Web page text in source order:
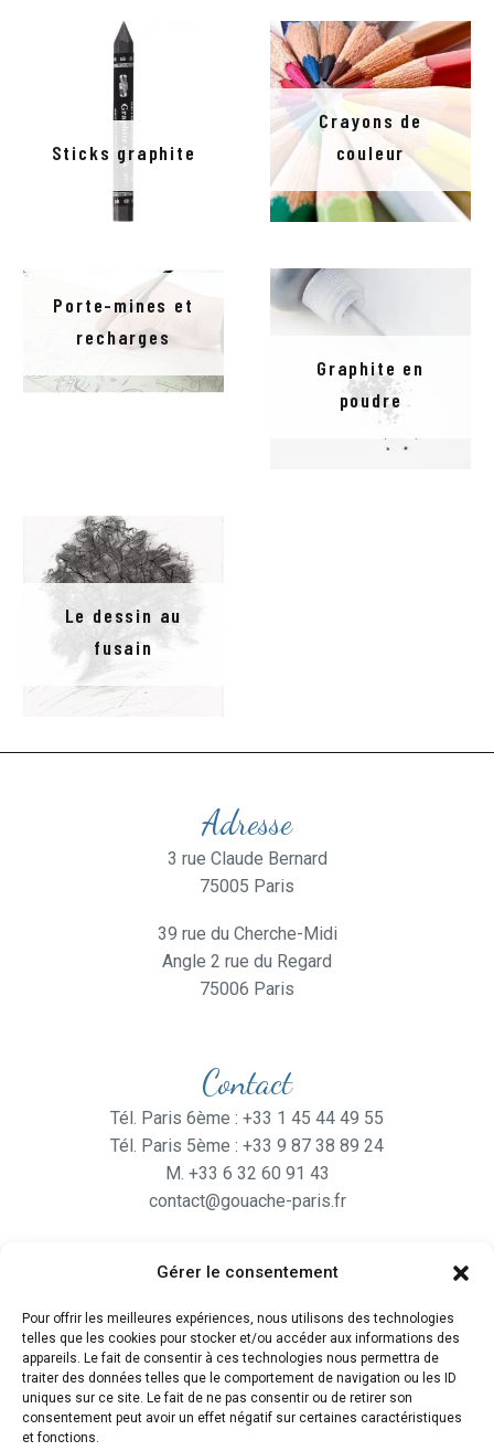
Gérer le consentement
Pour offrir les meilleures expériences, nous utilisons des technologies
telles que les cookies pour stocker et/ou accéder aux informations des
appareils. Le fait de consentir à ces technologies nous permettra de
traiter des données telles que le comportement de navigation ou les ID
uniques sur ce site. Le fait de ne pas consentir ou de retirer son
consentement peut avoir un effet négatif sur certaines caractéristiques
et fonctions.
Sticks graphite
Crayons de
couleur
Porte-mines et
recharges
Graphite en
poudre
Le dessin au
fusain
Adresse
3 rue Claude Bernard
75005 Paris
39 rue du Cherche-Midi
Angle 2 rue du Regard
75006 Paris
Contact
Tél. Paris 6ème : +33 1 45 44 49 55
Tél. Paris 5ème : +33 9 87 38 89 24
M. +33 6 32 60 91 43
contact@gouache-paris.fr
Ouvertdu lundi au Vendredi
de 9H30 à 19H
et le Samedi de 10H à 19H